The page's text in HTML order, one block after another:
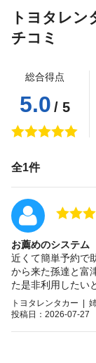
トヨタレン
チコミ
総合得点
5.0 / 5
全1件
お薦めのシステム
近くて簡単予約で
から来た孫達と富
た是非利用したい
トヨタレンタカー |
投稿日：2026-07-27